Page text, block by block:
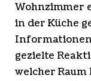
Wohnzimmer
in der Küche
gezielte
welcher